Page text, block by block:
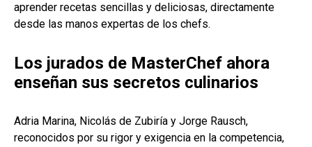
aprender recetas sencillas y deliciosas, directamente
desde las manos expertas de los chefs.
Los jurados de MasterChef ahora
enseñan sus secretos culinarios
Adria Marina, Nicolás de Zubiría y Jorge Rausch,
reconocidos por su rigor y exigencia en la competencia,